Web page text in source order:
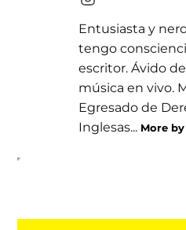
Entusiasta y
tengo
escritor. Ávido
música en vivo.
Egresado de
Inglesas... More